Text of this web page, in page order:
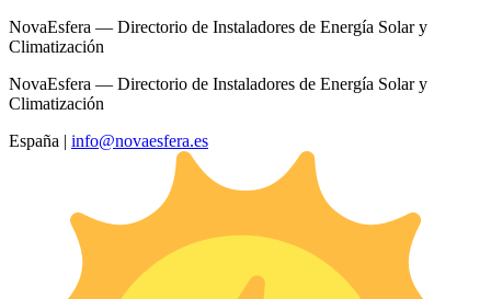
NovaEsfera — Directorio de Instaladores de Energía Solar y
Climatización
NovaEsfera — Directorio de Instaladores de Energía Solar y
Climatización
España | info@novaesfera.es